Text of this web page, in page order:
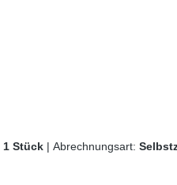
1 Stück | Abrechnungsart: